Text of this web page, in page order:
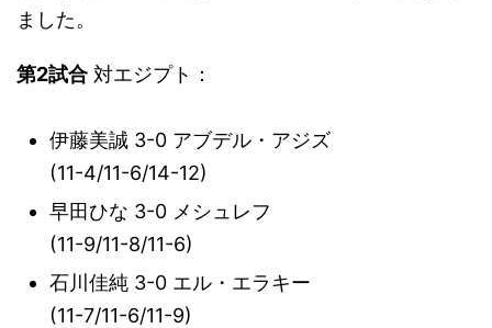
ました。
第2試合 対エジプト：
伊藤美誠 3-0 アブデル・アジズ
(11-4/11-6/14-12)
早田ひな 3-0 メシュレフ
(11-9/11-8/11-6)
石川佳純 3-0 エル・エラキー
(11-7/11-6/11-9)